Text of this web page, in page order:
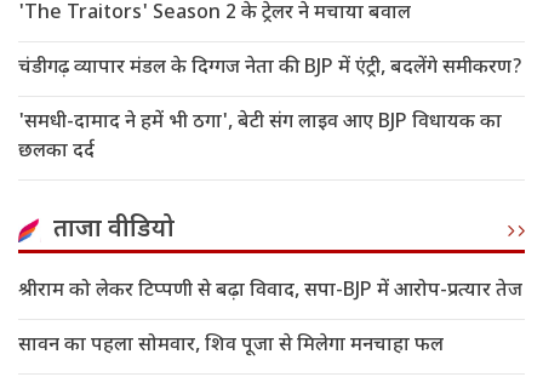
'The Traitors' Season 2 के ट्रेलर ने मचाया बवाल
चंडीगढ़ व्यापार मंडल के दिग्गज नेता की BJP में एंट्री, बदलेंगे समीकरण?
'समधी-दामाद ने हमें भी ठगा', बेटी संग लाइव आए BJP विधायक का
छलका दर्द
ताजा वीडियो
श्रीराम को लेकर टिप्पणी से बढ़ा विवाद, सपा-BJP में आरोप-प्रत्यार तेज
सावन का पहला सोमवार, शिव पूजा से मिलेगा मनचाहा फल